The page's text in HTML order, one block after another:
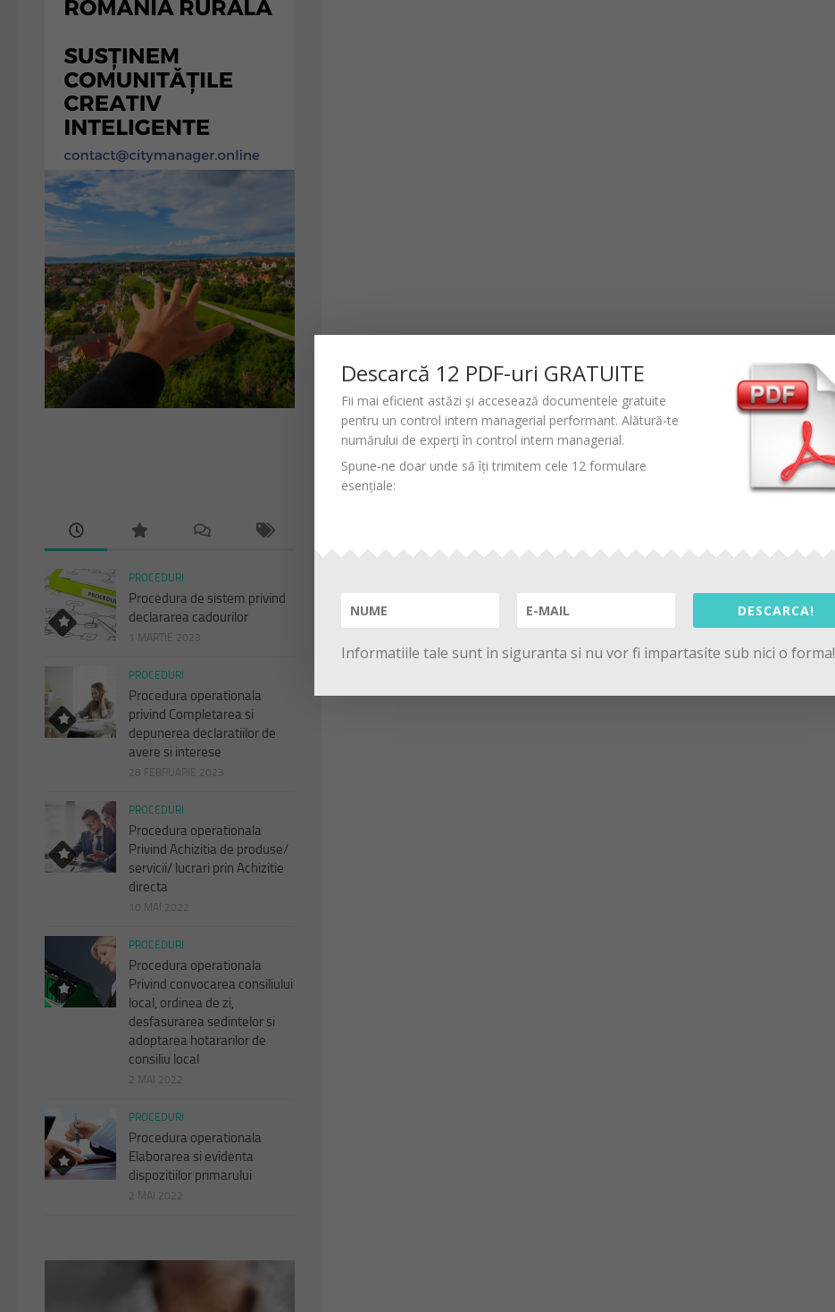
PROCEDURI
Procedura de sistem privind
declararea cadourilor
1 MARTIE 2023
PROCEDURI
Procedura operationala
privind Completarea si
depunerea declaratiilor de
avere si interese
28 FEBRUARIE 2023
PROCEDURI
Procedura operationala
Privind Achizitia de produse/
servicii/ lucrari prin Achizitie
directa
10 MAI 2022
PROCEDURI
Procedura operationala
Privind convocarea consiliului
local, ordinea de zi,
desfasurarea sedintelor si
adoptarea hotararilor de
consiliu local
2 MAI 2022
PROCEDURI
Procedura operationala
Elaborarea si evidenta
dispozitiilor primarului
2 MAI 2022
Descarcă 12 PDF-uri GRATUITE
Fii mai eficient astăzi și accesează documentele gratuite
pentru un control intern managerial performant. Alătură-te
numărului de experți în control intern managerial.
Spune-ne doar unde să îți trimitem cele 12 formulare
esențiale:
DESCARCA!
Informatiile tale sunt in siguranta si nu vor fi impartasite sub nici o forma!